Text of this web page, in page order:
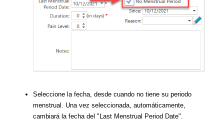
Seleccione la fecha, desde cuando no tiene su periodo
menstrual. Una vez seleccionada, automáticamente,
cambiará la fecha del "Last Menstrual Period Date".